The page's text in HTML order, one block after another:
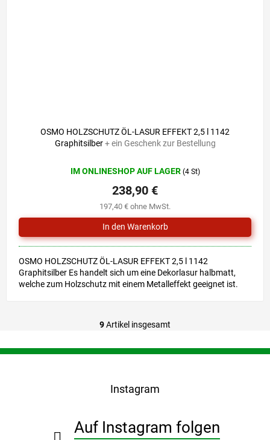
OSMO HOLZSCHUTZ ÖL-LASUR EFFEKT 2,5 l 1142
Graphitsilber+ ein Geschenk zur Bestellung
IM ONLINESHOP AUF LAGER (4 St)
197,40 € ohne MwSt.
238,90 €
OSMO HOLZSCHUTZ ÖL-LASUR EFFEKT 2,5 l 1142
Graphitsilber Es handelt sich um eine Dekorlasur halbmatt,
welche zum Holzschutz mit einem Metalleffekt geeignet ist.
S
e
r
e
e
m
9Artikel insgesamt
F
Instagram
Auf Instagram folgen